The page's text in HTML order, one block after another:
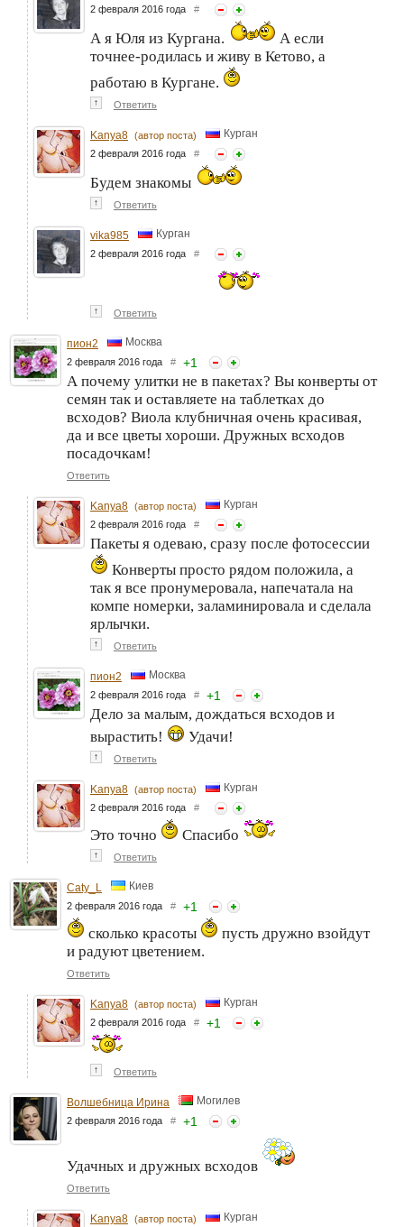
2 февраля 2016 года #
А я Юля из Кургана.
А если
точнее-родилась и живу в Кетово, а
работаю в Кургане.
↑ Ответить
Kanya8 (автор поста) Курган
2 февраля 2016 года #
Будем знакомы
↑ Ответить
vika985 Курган
2 февраля 2016 года #
↑ Ответить
пион2 Москва
2 февраля 2016 года # +1
А почему улитки не в пакетах? Вы конверты от
семян так и оставляете на таблетках до
всходов? Виола клубничная очень красивая,
да и все цветы хороши. Дружных всходов
посадочкам!
Ответить
Kanya8 (автор поста) Курган
2 февраля 2016 года #
Пакеты я одеваю, сразу после фотосессии
Конверты просто рядом положила, а
так я все пронумеровала, напечатала на
компе номерки, заламинировала и сделала
ярлычки.
↑ Ответить
пион2 Москва
2 февраля 2016 года # +1
Дело за малым, дождаться всходов и
вырастить!
Удачи!
↑ Ответить
Kanya8 (автор поста) Курган
2 февраля 2016 года #
Это точно Спасибо
↑ Ответить
Caty_L Киев
2 февраля 2016 года # +1
сколько красоты
пусть дружно взойдут
и радуют цветением.
Ответить
Kanya8 (автор поста) Курган
2 февраля 2016 года # +1
↑ Ответить
Волшебница Ирина Могилев
2 февраля 2016 года # +1
Удачных и дружных всходов
Ответить
Kanya8 (автор поста) Курган